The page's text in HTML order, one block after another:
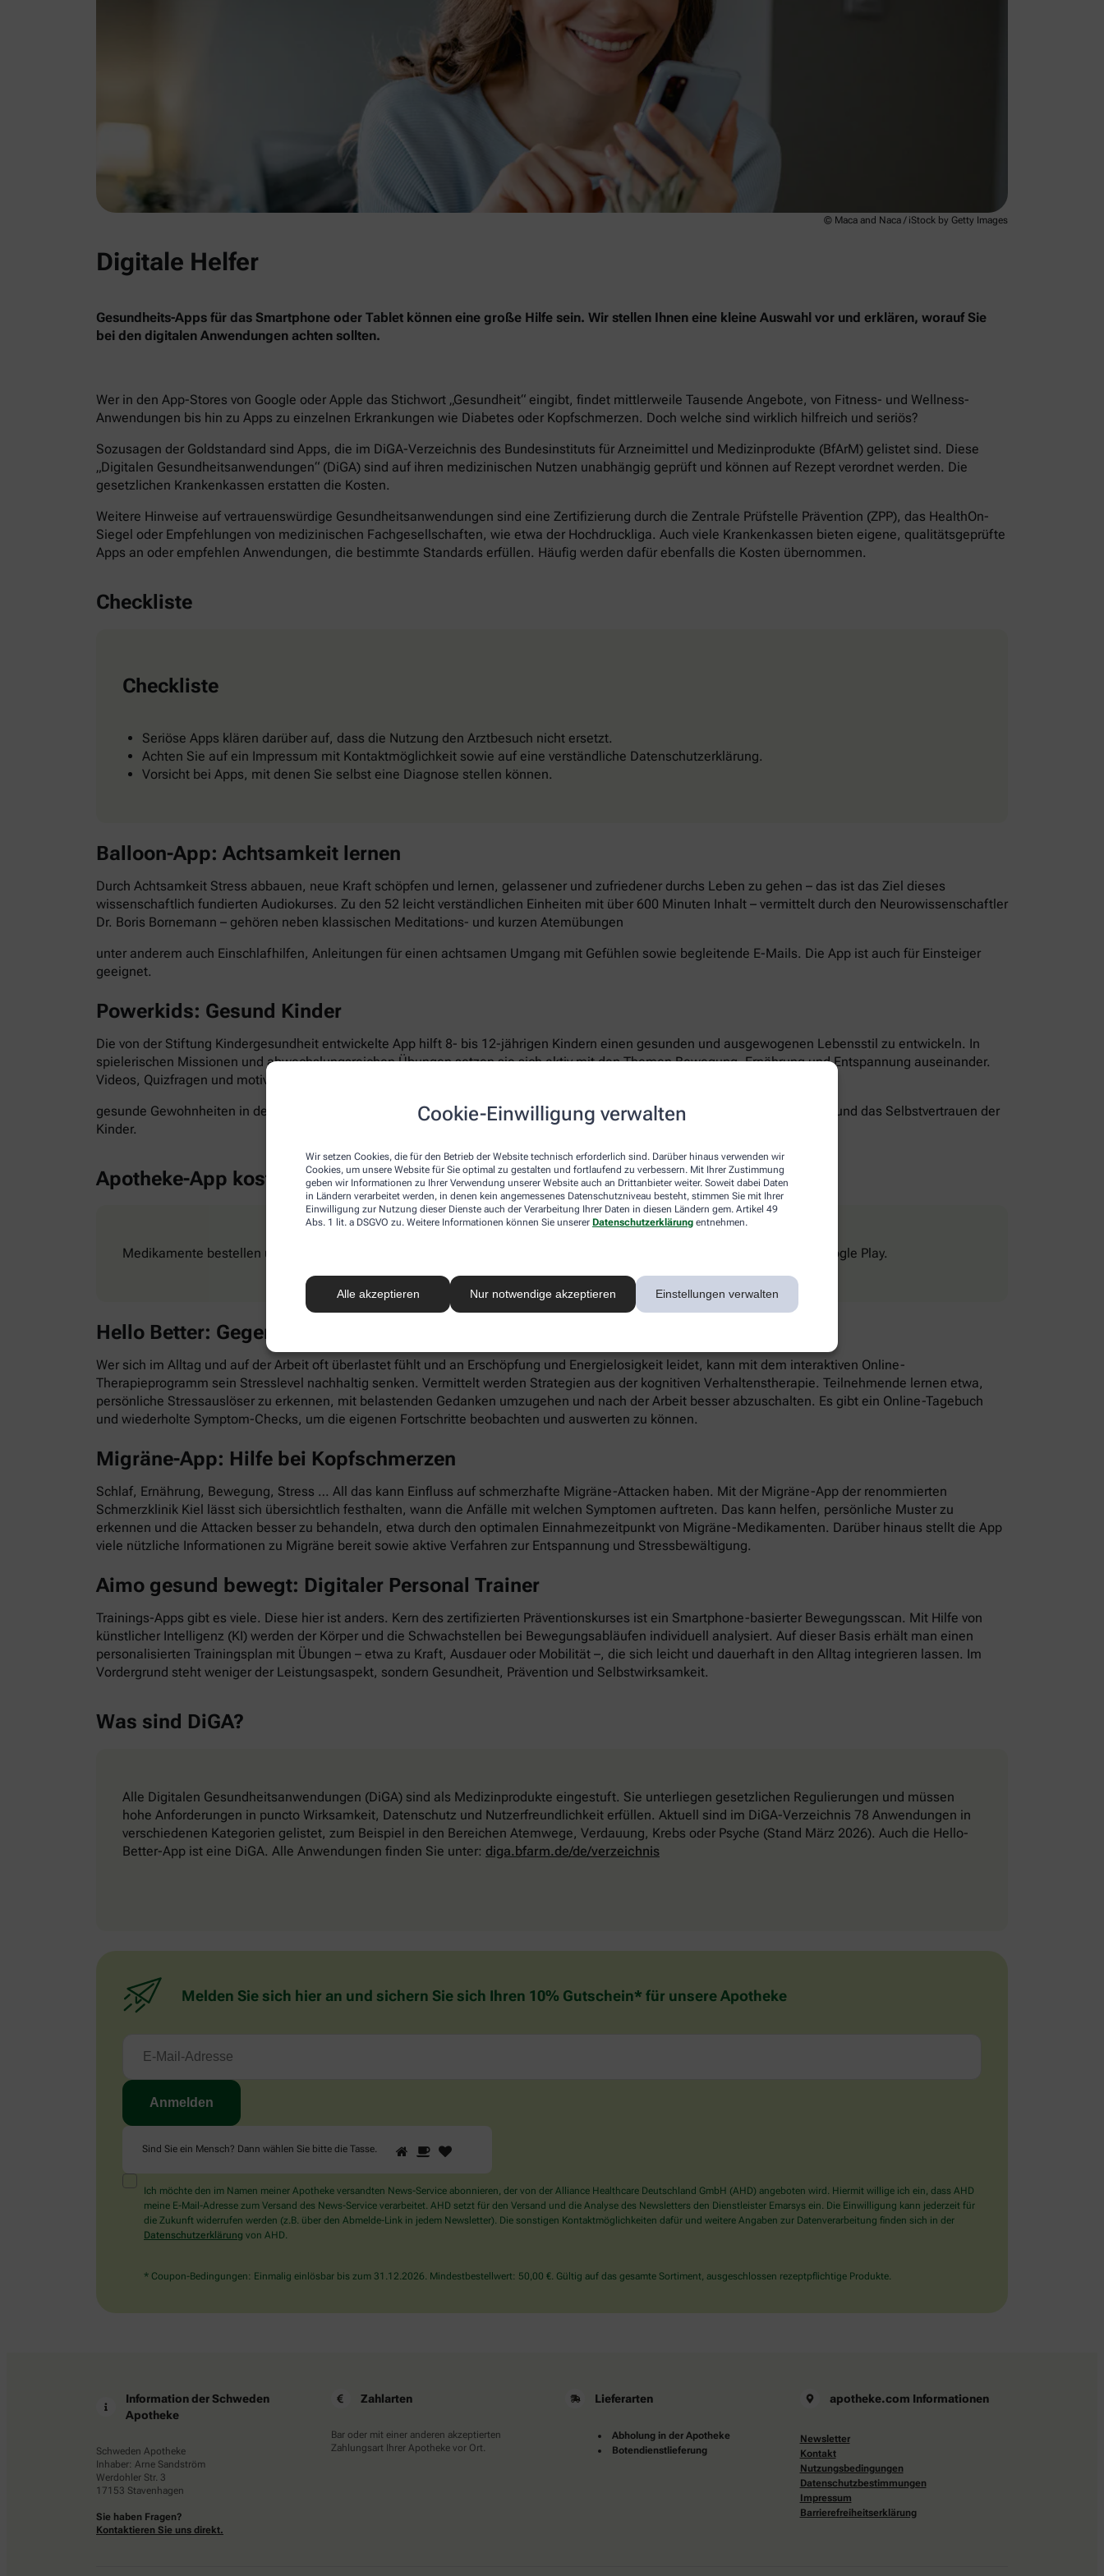
Cookie-Einwilligung verwalten
Wir setzen Cookies, die für den Betrieb der Website technisch erforderlich sind. Darüber hinaus verwenden wir
Cookies, um unsere Website für Sie optimal zu gestalten und fortlaufend zu verbessern. Mit Ihrer Zustimmung
geben wir Informationen zu Ihrer Verwendung unserer Website auch an Drittanbieter weiter. Soweit dabei Daten
in Ländern verarbeitet werden, in denen kein angemessenes Datenschutzniveau besteht, stimmen Sie mit Ihrer
Einwilligung zur Nutzung dieser Dienste auch der Verarbeitung Ihrer Daten in diesen Ländern gem. Artikel 49
Abs. 1 lit. a DSGVO zu. Weitere Informationen können Sie unserer Datenschutzerklärung entnehmen.
Alle akzeptieren Nur notwendige akzeptieren Einstellungen verwalten
© Maca and Naca / iStock by Getty Images
Digitale Helfer
Gesundheits-Apps für das Smartphone oder Tablet können eine große Hilfe sein. Wir stellen Ihnen eine kleine Auswahl vor und erklären, worauf Sie
bei den digitalen Anwendungen achten sollten.
Wer in den App-Stores von Google oder Apple das Stichwort „Gesundheit“ eingibt, findet mittlerweile Tausende Angebote, von Fitness- und Wellness-
Anwendungen bis hin zu Apps zu einzelnen Erkrankungen wie Diabetes oder Kopfschmerzen. Doch welche sind wirklich hilfreich und seriös?
Sozusagen der Goldstandard sind Apps, die im DiGA-Verzeichnis des Bundesinstituts für Arzneimittel und Medizinprodukte (BfArM) gelistet sind. Diese
„Digitalen Gesundheitsanwendungen“ (DiGA) sind auf ihren medizinischen Nutzen unabhängig geprüft und können auf Rezept verordnet werden. Die
gesetzlichen Krankenkassen erstatten die Kosten.
Weitere Hinweise auf vertrauenswürdige Gesundheitsanwendungen sind eine Zertifizierung durch die Zentrale Prüfstelle Prävention (ZPP), das HealthOn-
Siegel oder Empfehlungen von medizinischen Fachgesellschaften, wie etwa der Hochdruckliga. Auch viele Krankenkassen bieten eigene, qualitätsgeprüfte
Apps an oder empfehlen Anwendungen, die bestimmte Standards erfüllen. Häufig werden dafür ebenfalls die Kosten übernommen.
Checkliste
Checkliste
Seriöse Apps klären darüber auf, dass die Nutzung den Arztbesuch nicht ersetzt.
Achten Sie auf ein Impressum mit Kontaktmöglichkeit sowie auf eine verständliche Datenschutzerklärung.
Vorsicht bei Apps, mit denen Sie selbst eine Diagnose stellen können.
Balloon-App: Achtsamkeit lernen
Durch Achtsamkeit Stress abbauen, neue Kraft schöpfen und lernen, gelassener und zufriedener durchs Leben zu gehen – das ist das Ziel dieses
wissenschaftlich fundierten Audiokurses. Zu den 52 leicht verständlichen Einheiten mit über 600 Minuten Inhalt – vermittelt durch den Neurowissenschaftler
Dr. Boris Bornemann – gehören neben klassischen Meditations- und kurzen Atemübungen
unter anderem auch Einschlafhilfen, Anleitungen für einen achtsamen Umgang mit Gefühlen sowie begleitende E-Mails. Die App ist auch für Einsteiger
geeignet.
Powerkids: Gesund Kinder
Die von der Stiftung Kindergesundheit entwickelte App hilft 8- bis 12-jährigen Kindern einen gesunden und ausgewogenen Lebensstil zu entwickeln. In
spielerischen Missionen und abwechslungsreichen Übungen setzen sie sich aktiv mit den Themen Bewegung, Ernährung und Entspannung auseinander.
Videos, Quizfragen und motivierende Aufgaben laden dazu ein, Neues auszuprobieren und
gesunde Gewohnheiten in den Alltag zu integrieren. Gleichzeitig fördert die App die Selbstwahrnehmung, Eigenverantwortung und das Selbstvertrauen der
Kinder.
Apotheke-App kostenlos
Medikamente bestellen und Rezepte ganz einfach digital einlösen: Die apotheke.com-App gibt’s im App Store und bei Google Play.
Hello Better: Gegen Stress & Burnout
Wer sich im Alltag und auf der Arbeit oft überlastet fühlt und an Erschöpfung und Energielosigkeit leidet, kann mit dem interaktiven Online-
Therapieprogramm sein Stresslevel nachhaltig senken. Vermittelt werden Strategien aus der kognitiven Verhaltenstherapie. Teilnehmende lernen etwa,
persönliche Stressauslöser zu erkennen, mit belastenden Gedanken umzugehen und nach der Arbeit besser abzuschalten. Es gibt ein Online-Tagebuch
und wiederholte Symptom-Checks, um die eigenen Fortschritte beobachten und auswerten zu können.
Migräne-App: Hilfe bei Kopfschmerzen
Schlaf, Ernährung, Bewegung, Stress … All das kann Einfluss auf schmerzhafte Migräne-Attacken haben. Mit der Migräne-App der renommierten
Schmerzklinik Kiel lässt sich übersichtlich festhalten, wann die Anfälle mit welchen Symptomen auftreten. Das kann helfen, persönliche Muster zu
erkennen und die Attacken besser zu behandeln, etwa durch den optimalen Einnahmezeitpunkt von Migräne-Medikamenten. Darüber hinaus stellt die App
viele nützliche Informationen zu Migräne bereit sowie aktive Verfahren zur Entspannung und Stressbewältigung.
Aimo gesund bewegt: Digitaler Personal Trainer
Trainings-Apps gibt es viele. Diese hier ist anders. Kern des zertifizierten Präventionskurses ist ein Smartphone-basierter Bewegungsscan. Mit Hilfe von
künstlicher Intelligenz (KI) werden der Körper und die Schwachstellen bei Bewegungsabläufen individuell analysiert. Auf dieser Basis erhält man einen
personalisierten Trainingsplan mit Übungen – etwa zu Kraft, Ausdauer oder Mobilität –, die sich leicht und dauerhaft in den Alltag integrieren lassen. Im
Vordergrund steht weniger der Leistungsaspekt, sondern Gesundheit, Prävention und Selbstwirksamkeit.
Was sind DiGA?
Alle Digitalen Gesundheitsanwendungen (DiGA) sind als Medizinprodukte eingestuft. Sie unterliegen gesetzlichen Regulierungen und müssen
hohe Anforderungen in puncto Wirksamkeit, Datenschutz und Nutzerfreundlichkeit erfüllen. Aktuell sind im DiGA-Verzeichnis 78 Anwendungen in
verschiedenen Kategorien gelistet, zum Beispiel in den Bereichen Atemwege, Verdauung, Krebs oder Psyche (Stand März 2026). Auch die Hello-
Better-App ist eine DiGA. Alle Anwendungen finden Sie unter: diga.bfarm.de/de/verzeichnis
Melden Sie sich hier an und sichern Sie sich Ihren 10% Gutschein* für unsere Apotheke
Sind Sie ein Mensch? Dann wählen Sie bitte die Tasse.
Sind
Sie
Mensch?
Dann
wählen
Tasse.
1 2
Ich möchte den im Namen meiner Apotheke versandten News-Service abonnieren, der von der Alliance Healthcare Deutschland GmbH (AHD) angeboten wird. Hiermit willige ich ein, dass AHD
meine E-Mail-Adresse zum Versand des News-Service verarbeitet. AHD setzt für den Versand und die Analyse des Newsletters den Dienstleister Emarsys ein. Die Einwilligung kann jederzeit für
die Zukunft widerrufen werden (z.B. über den Abmelde-Link in jedem Newsletter). Die sonstigen Kontaktmöglichkeiten dafür und weitere Angaben zur Datenverarbeitung finden sich in der
Datenschutzerklärung von AHD.
* Coupon-Bedingungen: Einmalig einlösbar bis zum 31.12.2026. Mindestbestellwert: 50,00 €. Gültig auf das gesamte Sortiment, ausgeschlossen rezeptpflichtige Produkte.
Information der Schweden
Apotheke
Schweden Apotheke
Inhaber: Arne Sandström
Werdohler Str. 3
17153 Stavenhagen
Sie haben Fragen?
Kontaktieren Sie uns direkt.
Zahlarten
Bar oder mit einer anderen akzeptierten
Zahlungsart Ihrer Apotheke vor Ort.
Lieferarten
Abholung in der Apotheke
Botendienstlieferung
apotheke.com Informationen
Newsletter
Kontakt
Nutzungsbedingungen
Datenschutzbestimmungen
Impressum
Barrierefreiheitserklärung